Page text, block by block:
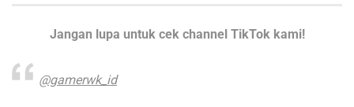
Jangan lupa untuk cek channel TikTok kami!
@gamerwk_id